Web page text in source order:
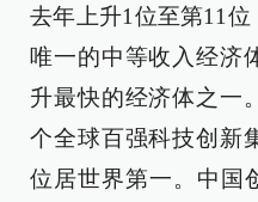
去年上升1位至第11
唯一的中等收入经济
升最快的经济体之一
个全球百强科技创新
位居世界第一。中国